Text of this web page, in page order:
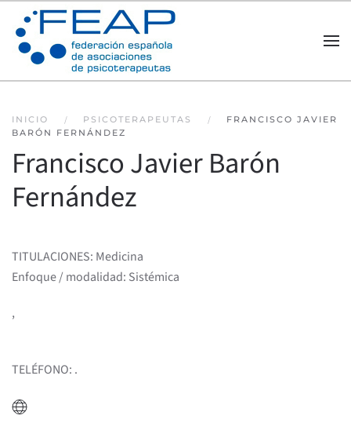
Skip to main content
INICIO PSICOTERAPEUTAS
FRANCISCO JAVIER
BARÓN FERNÁNDEZ
Francisco Javier Barón
Fernández
TITULACIONES: Medicina
Enfoque / modalidad: Sistémica
,
TELÉFONO: .